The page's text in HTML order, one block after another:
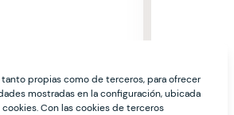
tanto propias como de terceros, para ofrecer
mostradas en la configuración, ubicada
Con las cookies de terceros